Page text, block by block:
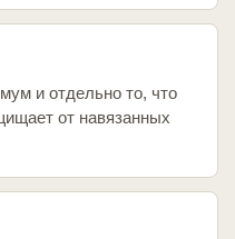
и отдельно то, что
от навязанных